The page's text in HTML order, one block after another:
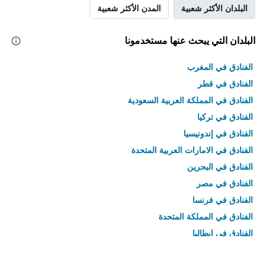
البلدان الأكثر شعبية المدن الأكثر شعبية
البلدان التي يبحث عنها مستخدمونا
الفنادق في المغرب
الفنادق في قطر
الفنادق في المملكة العربية السعودية
الفنادق في تركيا
الفنادق في إندونيسيا
الفنادق في الامارات العربية المتحدة
الفنادق في البحرين
الفنادق في مصر
الفنادق في فرنسا
الفنادق في المملكة المتحدة
الفنادق في إيطاليا